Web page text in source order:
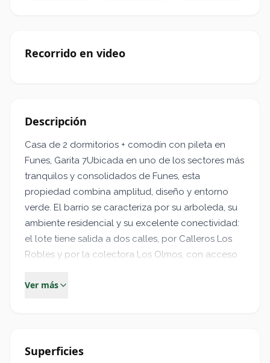
Recorrido en video
Descripción
Casa de 2 dormitorios + comodín con pileta en
Funes, Garita 7Ubicada en uno de los sectores más
tranquilos y consolidados de Funes, esta
propiedad combina amplitud, diseño y entorno
verde. El barrio se caracteriza por su arboleda, su
ambiente residencial y su excelente conectividad:
el lote tiene salida a dos calles, por Calleros Los
Robles y por la colectora Los Olmos, con acceso
muy cuidada.
Ver más
Superficies